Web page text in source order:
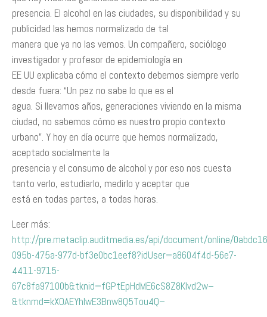
presencia. El alcohol en las ciudades, su disponibilidad y su
publicidad las hemos normalizado de tal
manera que ya no las vemos. Un compañero, sociólogo
investigador y profesor de epidemiología en
EE UU explicaba cómo el contexto debemos siempre verlo
desde fuera: “Un pez no sabe lo que es el
agua. Si llevamos años, generaciones viviendo en la misma
ciudad, no sabemos cómo es nuestro propio contexto
urbano”. Y hoy en día ocurre que hemos normalizado,
aceptado socialmente la
presencia y el consumo de alcohol y por eso nos cuesta
tanto verlo, estudiarlo, medirlo y aceptar que
está en todas partes, a todas horas.
Leer más:
http://pre.metaclip.auditmedia.es/api/document/online/
095b-475a-977d-bf3e0bc1eef8?idUser=a8604f4d-56e7-
4411-9715-
67c8fa97100b&tknid=fGPtEpHdME6cS8Z8Klvd2w–
&tknmd=kXOAEYhIwE3Bnw8Q5Tou4Q–